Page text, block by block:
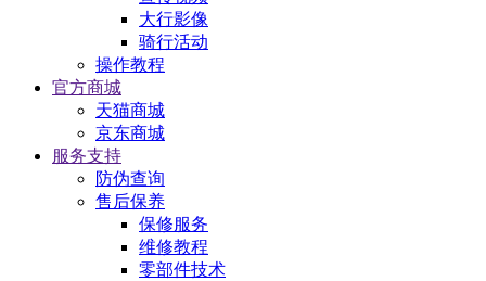
大行影像
骑行活动
操作教程
官方商城
天猫商城
京东商城
服务支持
防伪查询
售后保养
保修服务
维修教程
零部件技术